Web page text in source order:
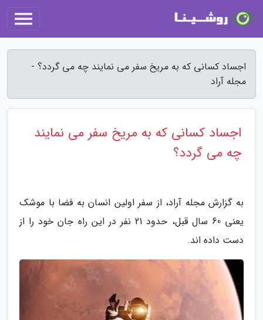
اجساد کسانی که به مریخ سفر می نمایند چه می گردد؟ -
مجله آراد
اجساد کسانی که به مریخ سفر می نمایند
چه می گردد؟
به گزارش مجله آراد، از سفر اولین انسان به فضا با موشک
یعنی 60 سال قبل، حدود 21 نفر در این راه جان خود را از
دست داده اند.